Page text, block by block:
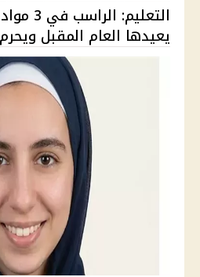
يعيدها العام المقبل